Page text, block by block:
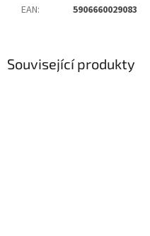
Související produkty
EAN: 5906660029083